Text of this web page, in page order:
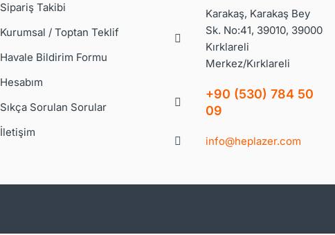
Sipariş Takibi
Kurumsal / Toptan Teklif
Havale Bildirim Formu
Hesabım
Sıkça Sorulan Sorular
İletişim
Karakaş, Karakaş Bey
Sk. No:41, 39010, 39000
Kırklareli
Merkez/Kırklareli
+90 (530) 784 50
09
info@heplazer.com